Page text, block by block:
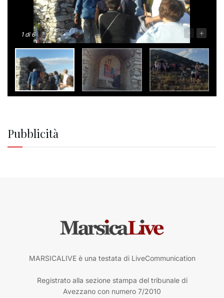
1di 6 - +
Pubblicità
MARSICALIVE è una testata di LiveCommunication
Registrato alla sezione stampa del tribunale di
Avezzano con numero 7/2010